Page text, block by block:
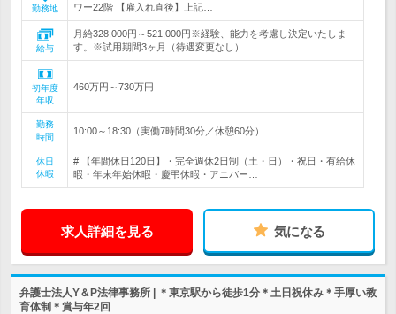
勤務地
ワー22階 【雇入れ直後】上記…
給与
月給328,000円～521,000円※経験、能力を考慮し決定いたしま
す。※試用期間3ヶ月（待遇変更なし）
初年度
年収
460万円～730万円
勤務
時間
10:00～18:30（実働7時間30分／休憩60分）
休日
休暇
# 【年間休日120日】・完全週休2日制（土・日）・祝日・有給休
暇・年末年始休暇・慶弔休暇・アニバー…
求人詳細を見る 気になる
弁護士法人Y＆P法律事務所 | ＊東京駅から徒歩1分＊土日祝休み＊手厚い教
育体制＊賞与年2回